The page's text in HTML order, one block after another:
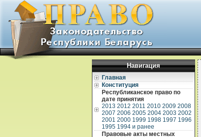
Навигация
Главная
Конституция
Республиканское право по
дате принятия
2013 2012 2011 2010 2009 2008
2007 2006 2005 2004 2003 2002
2001 2000 1999 1998 1997 1996
1995 1994 и ранее
Правовые акты местных